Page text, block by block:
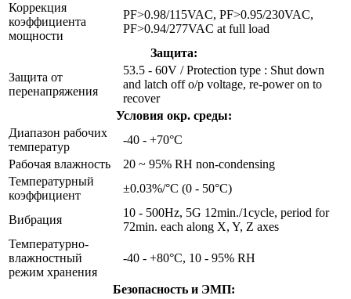
Коррекция
коэффициента
мощности
PF>0.98/115VAC, PF>0.95/230VAC,
PF>0.94/277VAC at full load
Защита:
Защита от
перенапряжения
53.5 - 60V / Protection type : Shut down
and latch off o/p voltage, re-power on to
recover
Условия окр. среды:
Диапазон рабочих
температур
-40 - +70°C
Рабочая влажность
20 ~ 95% RH non-condensing
Температурный
коэффициент
±0.03%/°C (0 - 50°C)
Вибрация
10 - 500Hz, 5G 12min./1cycle, period for
72min. each along X, Y, Z axes
Температурно-
влажностный
режим хранения
-40 - +80°C, 10 - 95% RH
Безопасность и ЭМП: